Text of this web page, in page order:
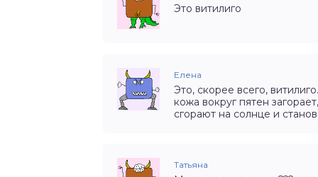
Это витилиго
Елена
Это, скорее всего,
кожа вокруг пятен
сгорают на солнце и
Татьяна